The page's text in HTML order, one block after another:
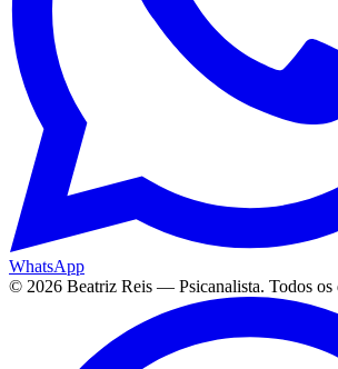
WhatsApp
© 2026 Beatriz Reis — Psicanalista. Todos os